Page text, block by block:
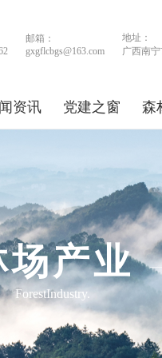
邮箱：
gxgflcbgs@163.com
地址：
广西南
资讯 党建之窗 森
场产业
ForestIndustry.